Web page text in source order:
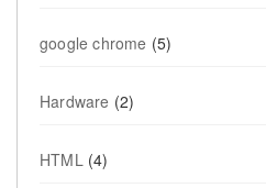
google chrome (5)
Hardware (2)
HTML(4)